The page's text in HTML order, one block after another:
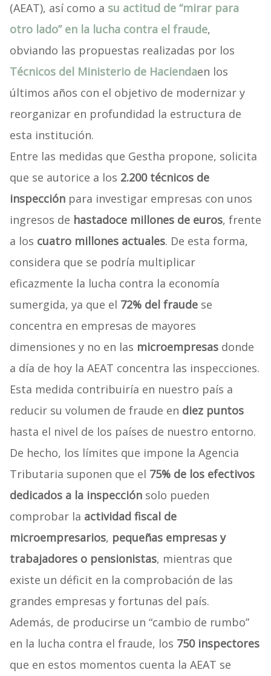
(AEAT), así como a su actitud de “mirar para
otro lado” en la lucha contra el fraude,
obviando las propuestas realizadas por los
Técnicos del Ministerio de Haciendaen los
últimos años con el objetivo de modernizar y
reorganizar en profundidad la estructura de
esta institución.
Entre las medidas que Gestha propone, solicita
que se autorice a los 2.200 técnicos de
inspecciónpara investigar empresas con unos
ingresos de hastadoce millones de euros, frente
a los cuatro millones actuales. De esta forma,
considera que se podría multiplicar
eficazmente la lucha contra la economía
sumergida, ya que el 72% del fraudese
concentra en empresas de mayores
dimensiones y no en las microempresasdonde
a día de hoy la AEAT concentra las inspecciones.
Esta medida contribuiría en nuestro país a
reducir su volumen de fraude en diez puntos
hasta el nivel de los países de nuestro entorno.
De hecho, los límites que impone la Agencia
Tributaria suponen que el 75% de los efectivos
dedicados a la inspecciónsolo pueden
comprobar la actividad fiscal de
microempresarios, pequeñas empresas y
trabajadores o pensionistas, mientras que
existe un déficit en la comprobación de las
grandes empresas y fortunas del país.
Además, de producirse un “cambio de rumbo”
en la lucha contra el fraude, los 750 inspectores
que en estos momentos cuenta la AEAT se